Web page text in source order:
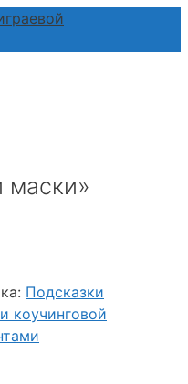
маски»
Подсказки
коучинговой